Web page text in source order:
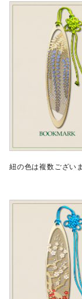
紐の色は複数ござい